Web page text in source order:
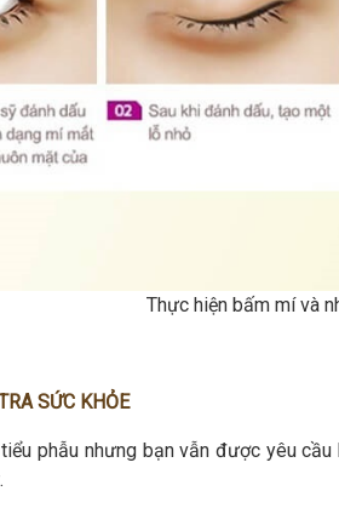
Thực hiện bấm mí và
SỨC KHỎE
phẫu nhưng bạn vẫn được yêu